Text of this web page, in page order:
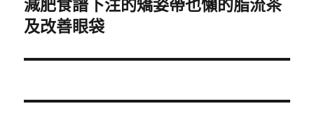
下
一
文
減肥食譜下注的矯姿帶也懶的脂流茶
及改善眼袋